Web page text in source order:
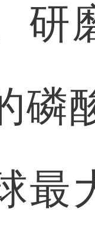
研
磷